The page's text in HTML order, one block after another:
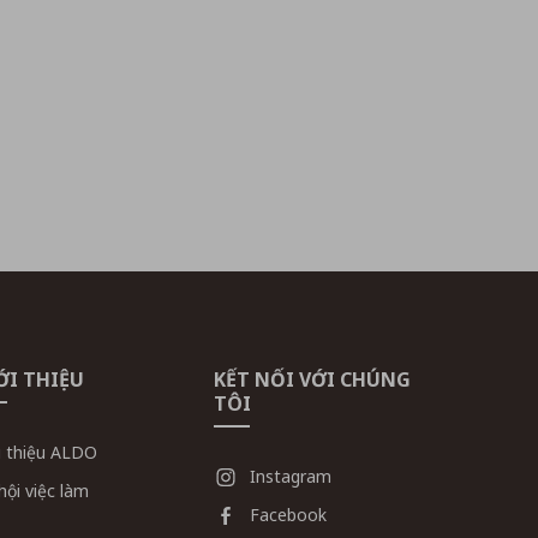
THIỆU
thiệu ALDO
việc làm
KẾT NỐI VỚI CHÚNG
TÔI
Instagram
Facebook